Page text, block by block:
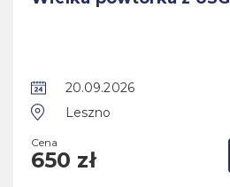
20.09.2026
Leszno
Cena
650 zł